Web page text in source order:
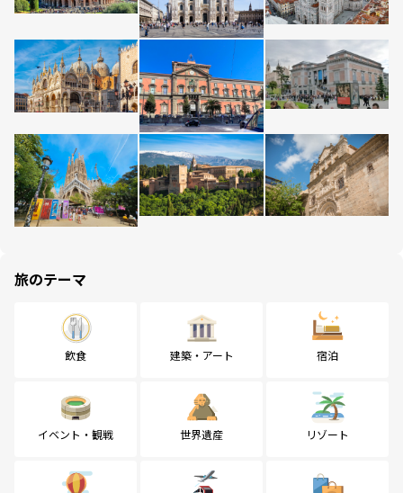
旅のテーマ
飲食 建築・アート 宿泊
イベント・観戦 世界遺産 リゾート